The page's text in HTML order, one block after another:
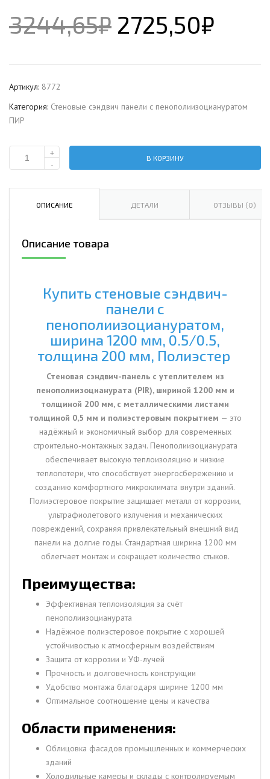
3244,65₽ 2725,50₽
Артикул: 8772
Категория: Стеновые сэндвич панели с пенополиизоциануратом
ПИР
Количество
сэндвич-
ширина
1200
+
-
В КОРЗИНУ
ОПИСАНИЕ ДЕТАЛИ ОТЗЫВЫ (0)
Описание товара
Купить стеновые сэндвич-
панели с
пенополиизоциануратом,
ширина 1200 мм, 0.5/0.5,
толщина 200 мм, Полиэстер
Стеновая сэндвич-панель с утеплителем из
пенополиизоцианурата (PIR), шириной 1200 мм и
толщиной 200 мм, с металлическими листами
толщиной 0,5 мм и полиэстеровым покрытием — это
надёжный и экономичный выбор для современных
строительно-монтажных задач. Пенополиизоцианурата
обеспечивает высокую теплоизоляцию и низкие
теплопотери, что способствует энергосбережению и
созданию комфортного микроклимата внутри зданий.
Полиэстеровое покрытие защищает металл от коррозии,
ультрафиолетового излучения и механических
повреждений, сохраняя привлекательный внешний вид
панели на долгие годы. Стандартная ширина 1200 мм
облегчает монтаж и сокращает количество стыков.
Преимущества:
Эффективная теплоизоляция за счёт
пенополиизоцианурата
Надёжное полиэстеровое покрытие с хорошей
устойчивостью к атмосферным воздействиям
Защита от коррозии и УФ-лучей
Прочность и долговечность конструкции
Удобство монтажа благодаря ширине 1200 мм
Оптимальное соотношение цены и качества
Области применения:
Облицовка фасадов промышленных и коммерческих
зданий
Холодильные камеры и склады с контролируемым